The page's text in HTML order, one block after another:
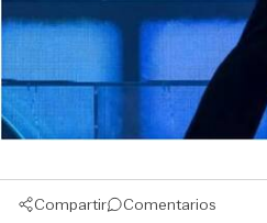
Compartir Comentarios